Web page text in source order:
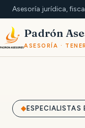
Asesoría jurídica,
Padrón
ASESORÍA ·
ESPECIALISTAS